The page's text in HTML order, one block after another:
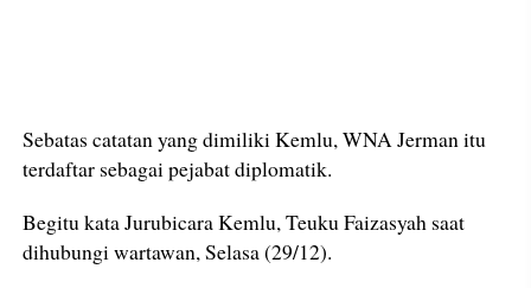
Sebatas catatan yang dimiliki Kemlu, WNA Jerman itu
terdaftar sebagai pejabat diplomatik.
Begitu kata Jurubicara Kemlu, Teuku Faizasyah saat
dihubungi wartawan, Selasa (29/12).